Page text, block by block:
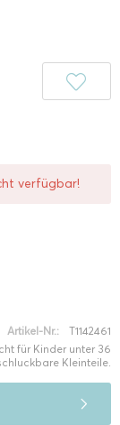
verfügbar!
Artikel-Nr.:
T1142461
für Kinder unter 36
Kleinteile.